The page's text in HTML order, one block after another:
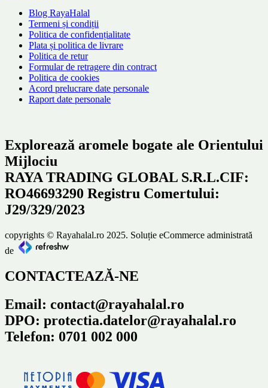
Blog RayaHalal
Termeni și condiții
Politica de confidențialitate
Plata și politica de livrare
Politica de retur
Formular de retragere din contract
Politica de cookies
Acord prelucrare date personale
Raport date personale
Explorează aromele bogate ale Orientului
Mijlociu
RAYA TRADING GLOBAL S.R.L.CIF:
RO46693290 Registru Comertului:
J29/329/2023
copyrights © Rayahalal.ro 2025. Soluție eCommerce administrată
de
CONTACTEAZĂ-NE
Email: contact@rayahalal.ro
DPO: protectia.datelor@rayahalal.ro
Telefon: 0701 002 000